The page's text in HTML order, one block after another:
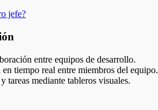
jefe?
entre equipos de desarrollo.
tiempo real entre miembros del equipo.
tareas mediante tableros visuales.